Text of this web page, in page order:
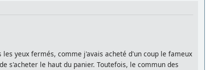
yeux fermés, comme j'avais acheté d'un coup le fameux
s'acheter le haut du panier. Toutefois, le commun des